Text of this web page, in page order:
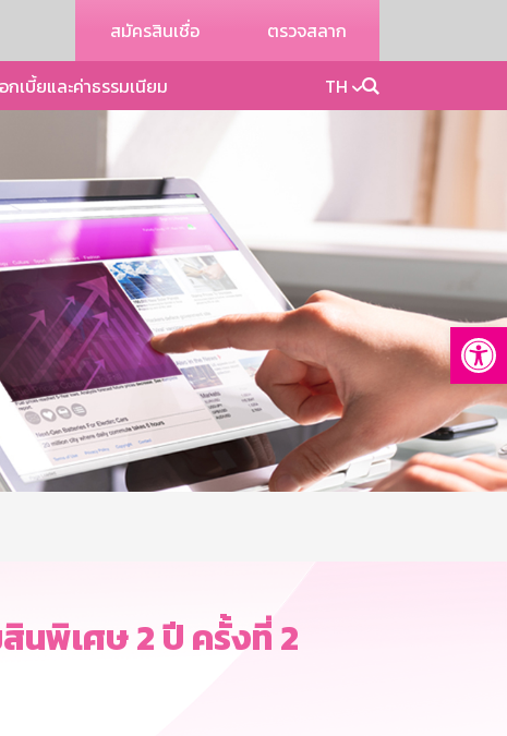
สมัครสินเชื่อ ตรวจสลาก
กเบี้ยและค่าธรรมเนียม TH
นพิเศษ 2 ปี ครั้งที่ 2